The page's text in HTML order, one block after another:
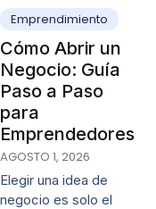
Emprendimiento
Cómo Abrir un
Negocio: Guía
Paso a Paso
para
Emprendedores
AGOSTO 1, 2026
Elegir una idea de
negocio es solo el